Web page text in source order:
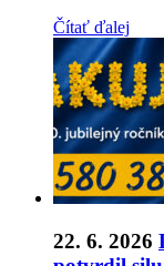
Čítať ďalej
22. 6. 2026